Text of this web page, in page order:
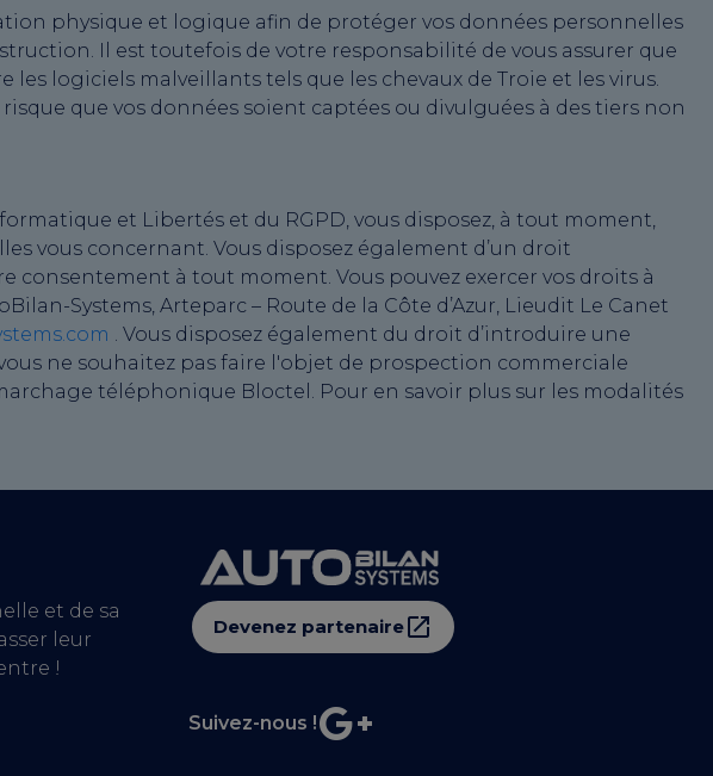
physique et logique afin de protéger vos données personnelles
Il est toutefois de votre responsabilité de vous assurer que
logiciels malveillants tels que les chevaux de Troie et les virus.
que vos données soient captées ou divulguées à des tiers non
et Libertés et du RGPD, vous disposez, à tout moment,
vous concernant. Vous disposez également d’un droit
à tout moment. Vous pouvez exercer vos droits à
Systems, Arteparc – Route de la Côte d’Azur, Lieudit Le Canet
. Vous disposez également du droit d’introduire une
ne souhaitez pas faire l'objet de prospection commerciale
téléphonique Bloctel. Pour en savoir plus sur les modalités
et de sa
leur
!
Devenez partenaire
Suivez-nous !